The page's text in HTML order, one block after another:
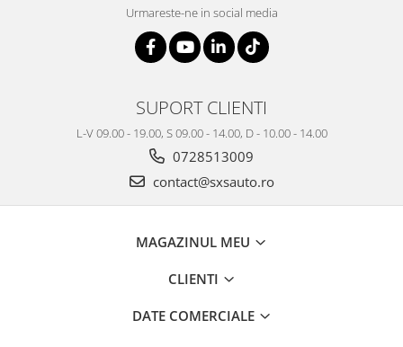
Urmareste-ne in social media
SUPORT CLIENTI
L-V 09.00 - 19.00, S 09.00 - 14.00, D - 10.00 - 14.00
0728513009
contact@sxsauto.ro
MAGAZINUL MEU
CLIENTI
DATE COMERCIALE